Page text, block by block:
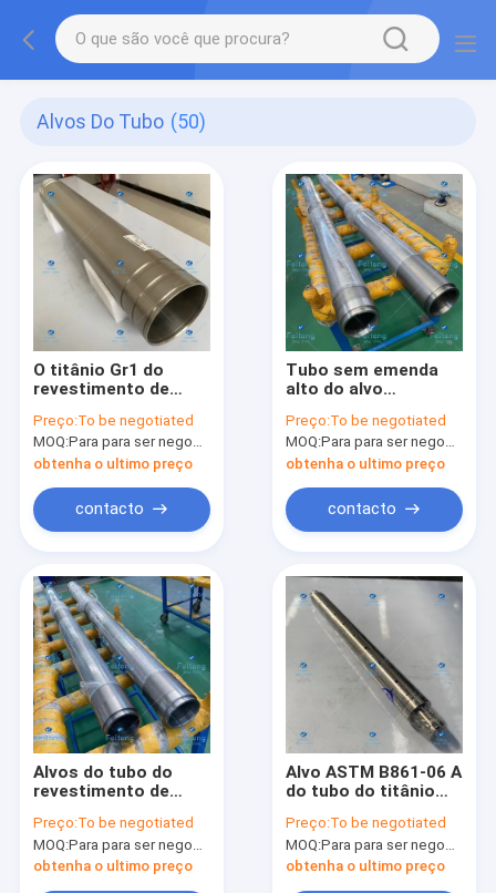
Alvos Do Tubo (50)
O titânio Gr1 do
revestimento de
tubo visa
133OD*125ID*840L
Preço:To be negotiated
MOQ:Para para ser negociado
obtenha o ultimo preço
contacto
Tubo sem emenda
alto do alvo
nióbio do ponto de
derretimento
Preço:To be negotiated
MOQ:Para para ser negociado
obtenha o ultimo preço
contacto
Alvos do tubo do
revestimento de
GBT19001
Preço:To be negotiated
MOQ:Para para ser negociado
obtenha o ultimo preço
Alvo ASTM B861-06 A
do tubo do titânio
térmica
Preço:To be negotiated
MOQ:Para para ser negociado
obtenha o ultimo preço